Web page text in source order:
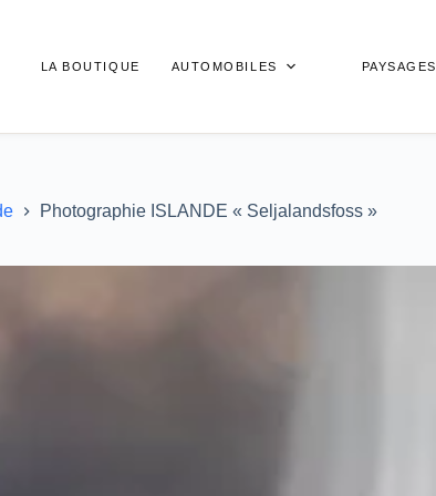
LA BOUTIQUE AUTOMOBILES PAYSAGES
Photographie ISLANDE « Seljalandsfoss »